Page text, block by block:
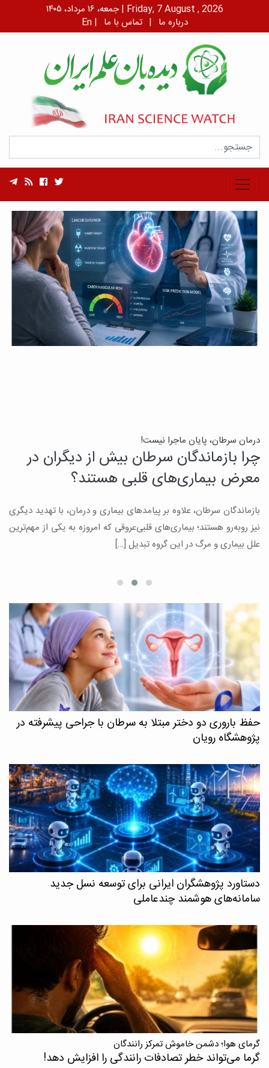
جمعه، ۱۶ مرداد، ۱۴۰۵ | Friday, 7 August , 2026
En | درباره ما | تماس با ما
درمان سرطان، پایان ماجرا نیست!
چرا بازماندگان سرطان بیش از دیگران در
معرض بیماری‌های قلبی هستند؟
بازماندگان سرطان، علاوه بر پیامدهای بیماری و درمان، با تهدید دیگری
نیز روبه‌رو هستند؛ بیماری‌های قلبی‌عروقی که امروزه به یکی از مهم‌ترین
علل بیماری و مرگ در این گروه تبدیل […]
حفظ باروری دو دختر مبتلا به سرطان با جراحی پیشرفته در
پژوهشگاه رویان
دستاورد پژوهشگران ایرانی برای توسعه نسل جدید
سامانه‌های هوشمند چندعاملی
گرمای هوا؛ دشمن خاموش تمرکز رانندگان
گرما می‌تواند خطر تصادفات رانندگی را افزایش دهد!